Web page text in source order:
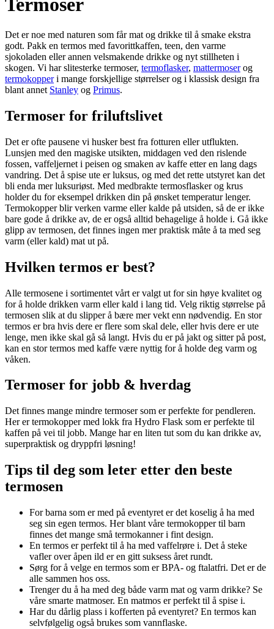
Termoser
Det er noe med naturen som får mat og drikke til å smake ekstra
godt. Pakk en termos med favorittkaffen, teen, den varme
sjokoladen eller annen velsmakende drikke og nyt stillheten i
skogen. Vi har slitesterke termoser, termoflasker, mattermoserog
termokopperi mange forskjellige størrelser og i klassisk design fra
blant annet Stanley og Primus.
Termoser for friluftslivet
Det er ofte pausene vi husker best fra fotturen eller utflukten.
Lunsjen med den magiske utsikten, middagen ved den rislende
fossen, vaffeljernet i peisen og smaken av kaffe etter en lang dags
vandring. Det å spise ute er luksus, og med det rette utstyret kan det
bli enda mer luksuriøst. Med medbrakte termosflasker og krus
holder du for eksempel drikken din på ønsket temperatur lenger.
Termokopper blir verken varme eller kalde på utsiden, så de er ikke
bare gode å drikke av, de er også alltid behagelige å holde i. Gå ikke
glipp av termosen, det finnes ingen mer praktisk måte å ta med seg
varm (eller kald) mat ut på.
Hvilken termos er best?
Alle termosene i sortimentet vårt er valgt ut for sin høye kvalitet og
for å holde drikken varm eller kald i lang tid. Velg riktig størrelse på
termosen slik at du slipper å bære mer vekt enn nødvendig. En stor
termos er bra hvis dere er flere som skal dele, eller hvis dere er ute
lenge, men ikke skal gå så langt. Hvis du er på jakt og sitter på post,
kan en stor termos med kaffe være nyttig for å holde deg varm og
våken.
Termoser for jobb & hverdag
Det finnes mange mindre termoser som er perfekte for pendleren.
Her er termokopper med lokk fra Hydro Flask som er perfekte til
kaffen på vei til jobb. Mange har en liten tut som du kan drikke av,
superpraktisk og dryppfri løsning!
Tips til deg som leter etter den beste
termosen
For barna som er med på eventyret er det koselig å ha med
seg sin egen termos. Her blant våre termokopper til barn
finnes det mange små termokanner i fint design.
En termos er perfekt til å ha med vaffelrøre i. Det å steke
vafler over åpen ild er en gitt suksess året rundt.
Sørg for å velge en termos som er BPA- og ftalatfri. Det er de
alle sammen hos oss.
Trenger du å ha med deg både varm mat og varm drikke? Se
våre smarte matmoser. En matmos er perfekt til å spise i.
Har du dårlig plass i kofferten på eventyret? En termos kan
selvfølgelig også brukes som vannflaske.